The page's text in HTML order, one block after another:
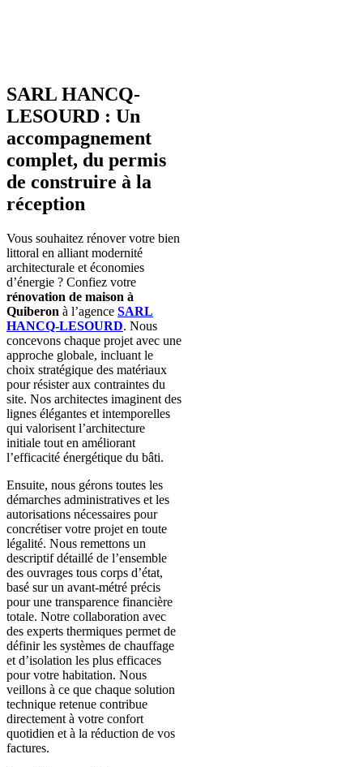
SARL HANCQ-
LESOURD : Un
accompagnement
complet, du permis
de construire à la
réception
Vous souhaitez rénover votre bien
littoral en alliant modernité
architecturale et économies
d’énergie ? Confiez votre
rénovation de maison à
Quiberon à l’agence SARL
HANCQ-LESOURD. Nous
concevons chaque projet avec une
approche globale, incluant le
choix stratégique des matériaux
pour résister aux contraintes du
site. Nos architectes imaginent des
lignes élégantes et intemporelles
qui valorisent l’architecture
initiale tout en améliorant
l’efficacité énergétique du bâti.
Ensuite, nous gérons toutes les
démarches administratives et les
autorisations nécessaires pour
concrétiser votre projet en toute
légalité. Nous remettons un
descriptif détaillé de l’ensemble
des ouvrages tous corps d’état,
basé sur un avant-métré précis
pour une transparence financière
totale. Notre collaboration avec
des experts thermiques permet de
définir les systèmes de chauffage
et d’isolation les plus efficaces
pour votre habitation. Nous
veillons à ce que chaque solution
technique retenue contribue
directement à votre confort
quotidien et à la réduction de vos
factures.